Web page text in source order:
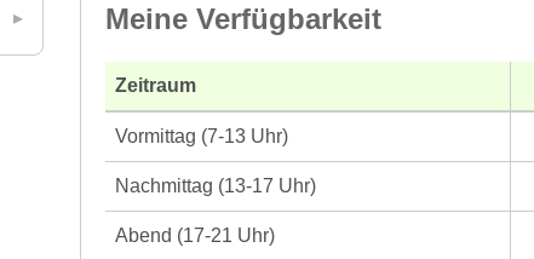
Meine Verfügbarkeit
Zeitraum
Vormittag (7-13 Uhr)
Nachmittag (13-17 Uhr)
Abend (17-21 Uhr)